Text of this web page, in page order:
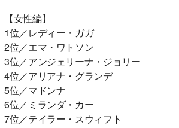
【女性編】
1位／レディー・ガガ
2位／エマ・ワトソン
3位／アンジェリーナ・ジョリー
4位／アリアナ・グランデ
5位／マドンナ
6位／ミランダ・カー
7位／テイラー・スウィフト